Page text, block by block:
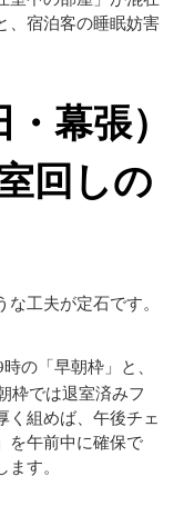
、宿泊客の睡眠妨害
幕張）
回しの
工夫が定石です。
の「早朝枠」と、
枠では退室済みフ
く組めば、午後チェ
を午前中に確保で
す。